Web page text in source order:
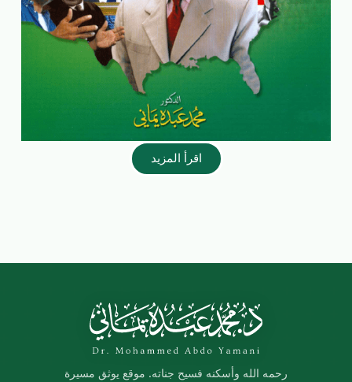
اقرأ المزيد
رحمه الله وأسكنه فسيح جناته. موقع يوثق مسيرة